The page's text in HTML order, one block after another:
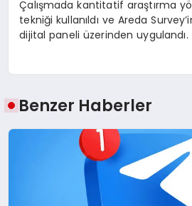
Çalışmada kantitatif araştırma
tekniği kullanıldı ve Areda
dijital paneli üzerinden uygulandı.
Benzer Haberler